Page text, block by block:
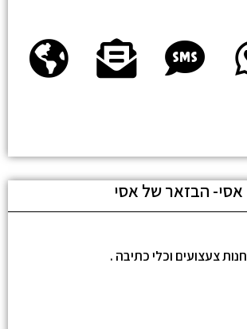
אסי- הבזאר של אסי
חנות צעצועים וכלי כתיבה .